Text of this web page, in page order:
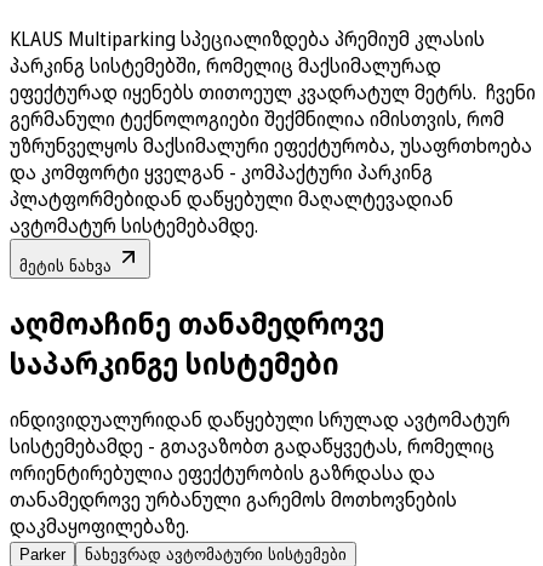
KLAUS Multiparkingსპეციალიზდება პრემიუმ კლასის
პარკინგ სისტემებში, რომელიც მაქსიმალურად
ეფექტურად იყენებს თითოეულ კვადრატულ მეტრს. ჩვენი
გერმანული ტექნოლოგიები შექმნილია იმისთვის, რომ
უზრუნველყოს მაქსიმალური ეფექტურობა, უსაფრთხოება
და კომფორტი ყველგან - კომპაქტური პარკინგ
პლატფორმებიდან დაწყებული მაღალტევადიან
ავტომატურ სისტემებამდე.
მეტის ნახვა
აღმოაჩინე თანამედროვე
საპარკინგე სისტემები
ინდივიდუალურიდან დაწყებული სრულად ავტომატურ
სისტემებამდე - გთავაზობთ გადაწყვეტას, რომელიც
ორიენტირებულია ეფექტურობის გაზრდასა და
თანამედროვე ურბანული გარემოს მოთხოვნების
დაკმაყოფილებაზე.
Parker
ნახევრად ავტომატური სისტემები